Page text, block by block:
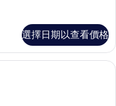
選擇日期以查看價格